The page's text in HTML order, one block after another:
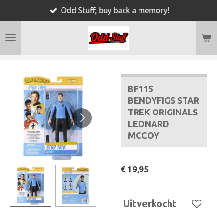
naar
Odd Stuff, buy back a memory!
BF115
BENDYFIGS STAR
TREK ORIGINALS
LEONARD
MCCOY
€ 19,95
Uitverkocht